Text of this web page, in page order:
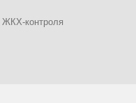
контроля